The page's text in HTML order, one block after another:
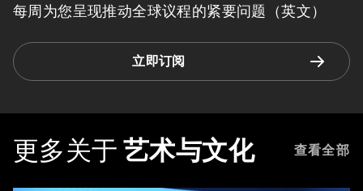
每周为您呈现推动全球议程的紧要问题（英文）
立即订阅
更多关于 艺术与文化 查看全部